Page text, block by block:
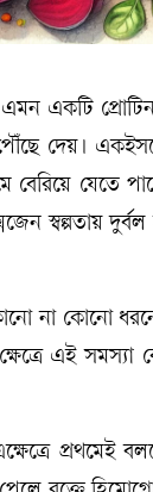
একটি
দেয়।
যেতে
স্বল্পতায়
না কোনো
এই সমস্যা